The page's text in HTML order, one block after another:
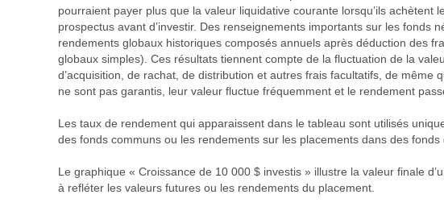
pourraient payer plus que la valeur liquidative courante lorsqu’ils
prospectus avant d’investir. Des renseignements importants sur les
rendements globaux historiques composés annuels après déduction des
globaux simples). Ces résultats tiennent compte de la fluctuation de la
d’acquisition, de rachat, de distribution et autres frais facultatifs, de
ne sont pas garantis, leur valeur fluctue fréquemment et le rendement
Les taux de rendement qui apparaissent dans le tableau sont utilisés
des fonds communs ou les rendements sur les placements dans des fonds
Le graphique « Croissance de 10 000 $ investis » illustre la valeur finale
à refléter les valeurs futures ou les rendements du placement.